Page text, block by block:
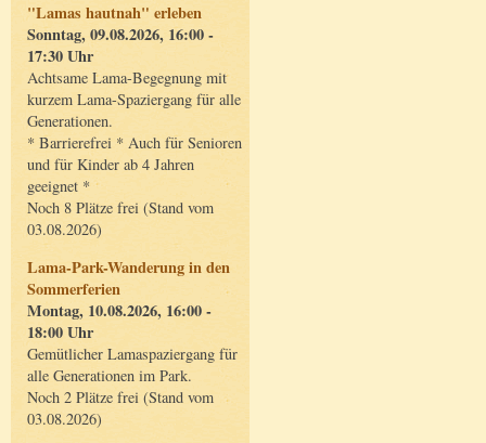
"Lamas hautnah" erleben
Sonntag, 09.08.2026, 16:00 -
17:30 Uhr
Achtsame Lama-Begegnung mit
kurzem Lama-Spaziergang für alle
Generationen.
* Barrierefrei * Auch für Senioren
und für Kinder ab 4 Jahren
geeignet *
Noch 8 Plätze frei (Stand vom
03.08.2026)
Lama-Park-Wanderung in den
Sommerferien
Montag, 10.08.2026, 16:00 -
18:00 Uhr
Gemütlicher Lamaspaziergang für
alle Generationen im Park.
Noch 2 Plätze frei (Stand vom
03.08.2026)